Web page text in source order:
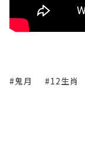
#鬼月 #12生肖